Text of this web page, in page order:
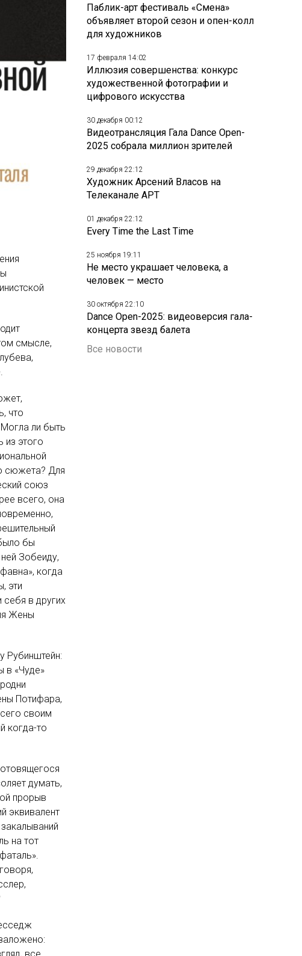
смысле,
что
ли быть
из этого
сюжета? Для
союз
всего, она
бы
Зобеиду,
когда
эти
себя в других
Жены
Рубинштейн:
в «Чуде»
Потифара,
своим
когда-то
думать,
прорыв
эквивалент
на тот
Паблик-арт фестиваль «Смена»
объявляет второй сезон и опен-колл
для художников
17 февраля 14:02
Иллюзия совершенства: конкурс
художественной фотографии и
цифрового искусства
30 декабря 00:12
Видеотрансляция Гала Dance Open-
2025 собрала миллион зрителей
29 декабря 22:12
Художник Арсений Власов на
Телеканале АРТ
01 декабря 22:12
Every Time the Last Time
25 ноября 19:11
Не место украшает человека, а
человек — место
30 октября 22:10
Dance Open-2025: видеоверсия гала-
концерта звезд балета
Все новости